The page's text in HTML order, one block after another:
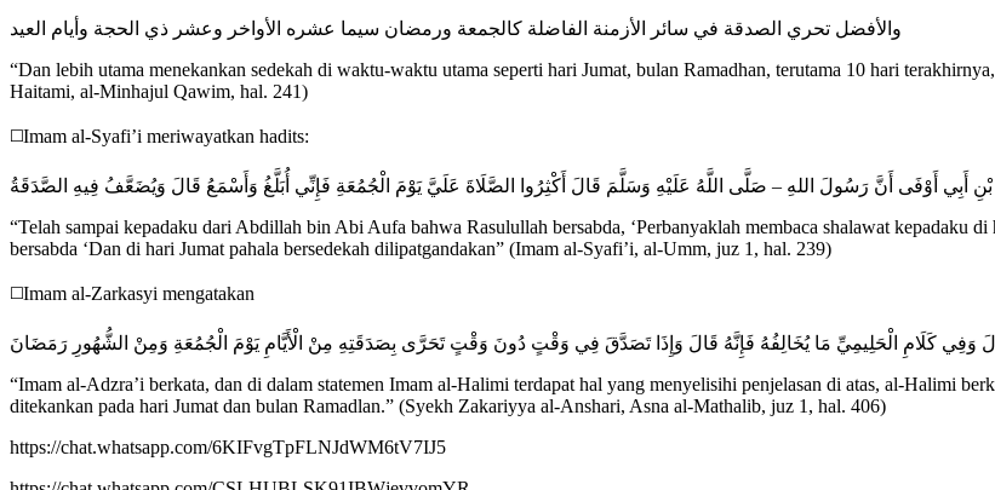
والأفضل تحري الصدقة في سائر الأزمنة الفاضلة كالجمعة ورمضان سيما عشره الأواخر وعشر ذي الحجة وأيام العيد
“Dan lebih utama menekankan sedekah di waktu-waktu utama seperti hari Jumat, bulan Ramadhan, terutama 10 hari
Haitami, al-Minhajul Qawim, hal. 241)
◻️Imam al-Syafi’i meriwayatkan hadits:
بْنِ أَبِي أَوْفَى أَنَّ رَسُولَ اللهِ – صَلَّى اللَّهُ عَلَيْهِ وَسَلَّمَ قَالَ أَكْثِرُوا الصَّلَاةَ عَلَيَّ يَوْمَ الْجُمُعَةِ فَإِنِّي أُبَلَّغُ وَأَسْمَعُ قَالَ وَيُضَعَّفُ فِيهِ الصَّدَقَةُ
“Telah sampai kepadaku dari Abdillah bin Abi Aufa bahwa Rasulullah bersabda, ‘Perbanyaklah membaca shalawat kepadaku
bersabda ‘Dan di hari Jumat pahala bersedekah dilipatgandakan” (Imam al-Syafi’i, al-Umm, juz 1, hal. 239)
◻️Imam al-Zarkasyi mengatakan
وَفِي كَلَامِ الْحَلِيمِيِّ مَا يُخَالِفُهُ فَإِنَّهُ قَالَ وَإِذَا تَصَدَّقَ فِي وَقْتٍ دُونَ وَقْتٍ تَحَرَّى بِصَدَقَتِهِ مِنْ الْأَيَّامِ يَوْمَ الْجُمُعَةِ وَمِنْ الشُّهُورِ رَمَضَانَ
“Imam al-Adzra’i berkata, dan di dalam statemen Imam al-Halimi terdapat hal yang menyelisihi penjelasan di atas, al-Halimi
ditekankan pada hari Jumat dan bulan Ramadlan.” (Syekh Zakariyya al-Anshari, Asna al-Mathalib, juz 1, hal. 406)
https://chat.whatsapp.com/6KIFvgTpFLNJdWM6tV7IJ5